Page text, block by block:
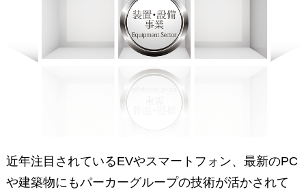
近年注目されているEVやスマートフォン、 最新のPC
や建築物にもパーカーグループの技術が活かされて